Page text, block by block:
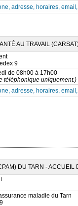
adresse, horaires,
AU TRAVAIL
9
de 08h00 à 17h00
téléphonique uniquement.)
adresse, horaires,
DU TARN - ACCUEIL
maladie du Tarn